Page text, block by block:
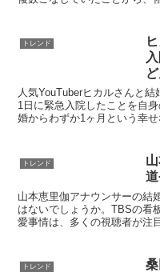
トレンド
人気YouTuberヒカルさんと
1日に緊急入院したことを自
婚からわずか1ヶ月という幸
トレンド
山本恵里伽アナウンサーの結
はないでしょうか。TBSの看
愛事情は、多くの視聴者が注
トレンド